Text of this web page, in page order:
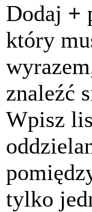
Dodaj +
który
znaleźć
Wpisz
tylko